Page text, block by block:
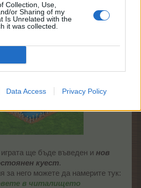
Collection, Use,
or Sharing of my
Is Unrelated with the
it was collected.
Data Access Privacy Policy
ще бъде въведен и нов
куест.
за него можете да намерите тук:
в читалището